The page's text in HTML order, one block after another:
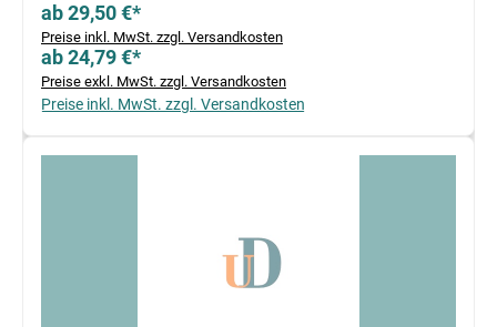
ab 29,50 €*
Preise inkl. MwSt. zzgl. Versandkosten
ab 24,79 €*
Preise exkl. MwSt. zzgl. Versandkosten
Preise inkl. MwSt. zzgl. Versandkosten